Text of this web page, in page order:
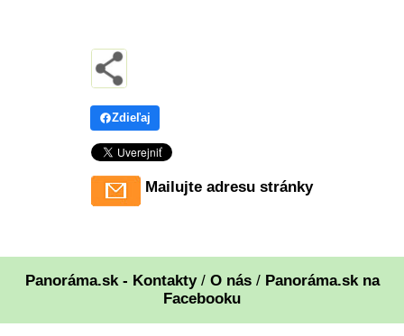
Zdieľaj
Mailujte adresu stránky
Panoráma.sk - Kontakty/ O nás/ Panoráma.sk na
Facebooku